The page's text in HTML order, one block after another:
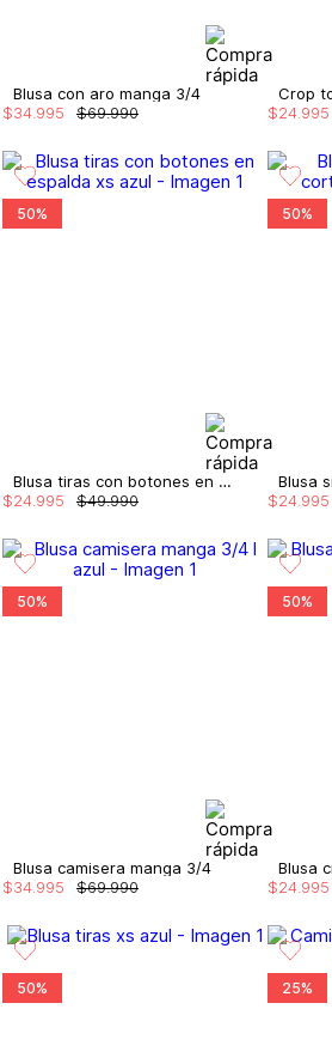
Blusa con aro manga 3/4
$69.990
$34 995 $24 995
50%
Blusa tiras con botones en espalda
$49.990
$24 995
50%
$24 995
50%
Blusa camisera manga 3/4
$69.990
$34.995
50%
Blusa
$24.995
50% 25%